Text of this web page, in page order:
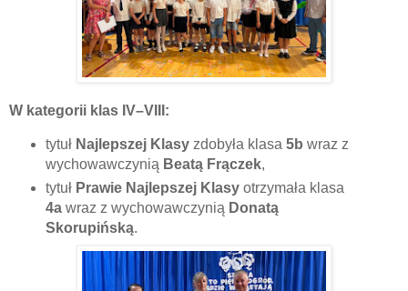
W kategorii klas IV–VIII:
tytuł Najlepszej Klasyzdobyła klasa 5b wraz z
wychowawczynią Beatą Frączek,
tytuł Prawie Najlepszej Klasyotrzymała klasa
4awraz z wychowawczynią Donatą
Skorupińską.